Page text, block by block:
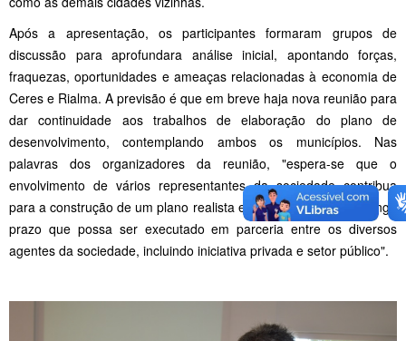
Após a apresentação, os participantes formaram grupos de
discussão para aprofundara análise inicial, apontando forças,
fraquezas, oportunidades e ameaças relacionadas à economia de
Ceres e Rialma. A previsão é que em breve haja nova reunião para
dar continuidade aos trabalhos de elaboração do plano de
desenvolvimento, contemplando ambos os municípios. Nas
palavras dos organizadores da reunião, "espera-se que o
envolvimento de vários representantes da sociedade contribua
para a construção de um plano realista e com perspectiva de longo
prazo que possa ser executado em parceria entre os diversos
agentes da sociedade, incluindo iniciativa privada e setor público".